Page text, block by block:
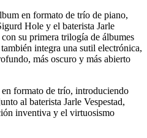
en formato de trío de piano,
Hole y el baterista Jarle
su primera trilogía de álbumes
integra una sutil electrónica,
más oscuro y más abierto
formato de trío, introduciendo
al baterista Jarle Vespestad,
inventiva y el virtuosismo